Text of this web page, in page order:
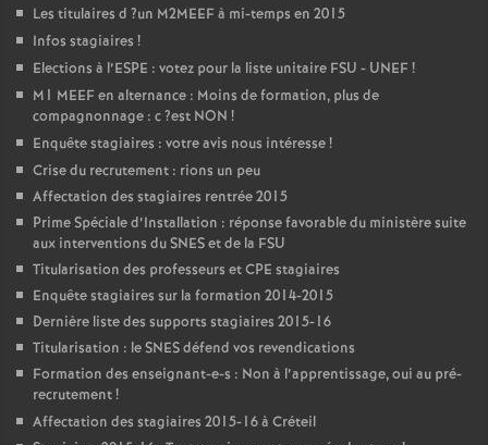
Les titulaires d ?un M2MEEFà mi-temps en 2015
Infos stagiaires !
Elections à l’ESPE : votez pour la liste unitaire FSU - UNEF!
M1 MEEFen alternance : Moins de formation, plus de
compagnonnage : c?est NON !
Enquête stagiaires : votre avis nous intéresse!
Crise du recrutement : rions un peu
Affectation des stagiaires rentrée 2015
Prime Spéciale d’Installation : réponse favorable du ministère suite
aux interventions duSNESet de la FSU
Titularisation des professeurs etCPE stagiaires
Enquête stagiaires sur la formation 2014-2015
Dernière liste des supports stagiaires 2015-16
Titularisation : leSNESdéfend vos revendications
Formation des enseignant-e-s : Non à l’apprentissage, oui au pré-
recrutement!
Affectation des stagiaires 2015-16 à Créteil